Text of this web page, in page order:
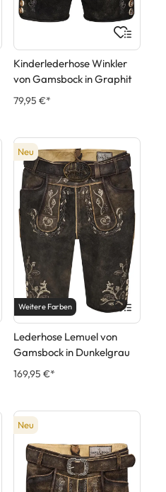
Kinderlederhose Winkler
von Gamsbock in Graphit
79,95 €*
Neu
Weitere Farben
Lederhose Lemuel von
Gamsbock in Dunkelgrau
169,95 €*
Neu